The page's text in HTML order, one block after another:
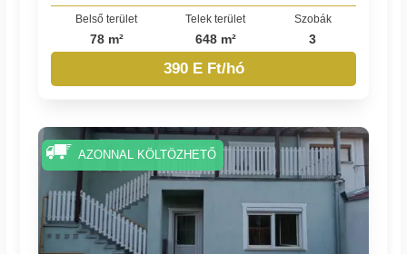
Belső terület
78 m²
Telek terület
648 m²
Szobák
3
390 E Ft/hó
AZONNAL KÖLTÖZHETŐ